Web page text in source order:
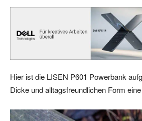
Hier ist die LISEN P601 Powerbank
Dicke und alltagsfreundlichen Form